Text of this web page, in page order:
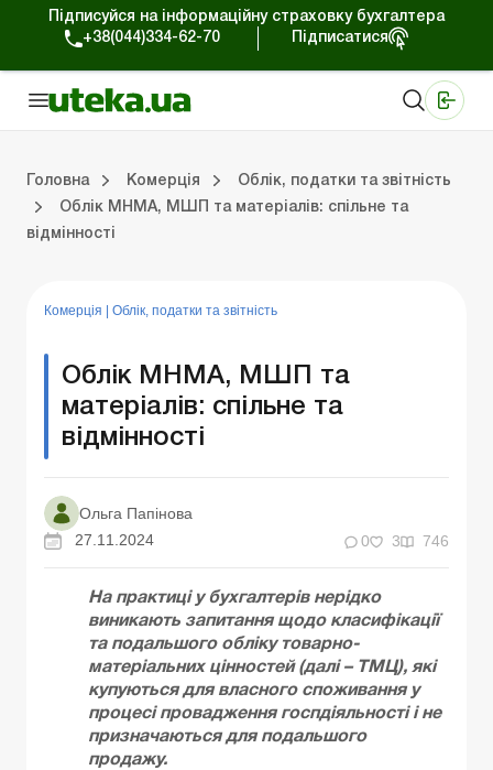
Підписуйся на інформаційну страховку бухгалтера
+38(044)334-62-70
Підписатися
Головна Комерція
Облік, податки та звiтнiсть
Облік МНМА, МШП та матеріалів: спільне та
відмінності
Комерція Облік, податки та звiтнiсть
Облік МНМА, МШП та
матеріалів: спільне та
відмінності
Ольга Папінова
27.11.2024
0 3 746
На практиці у бухгалтерів нерідко
виникають запитання щодо класифікації
та подальшого обліку товарно-
матеріальних цінностей (далі – ТМЦ), які
купуються для власного споживання у
процесі провадження госпдіяльності і не
призначаються для подальшого
продажу.